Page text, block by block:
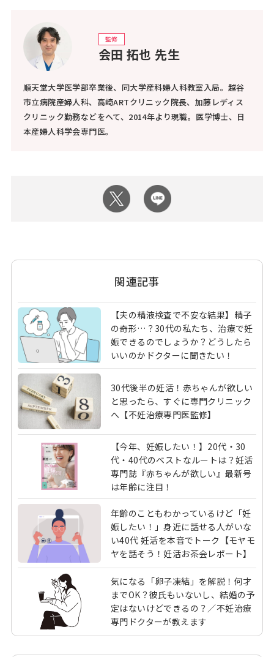
監修
会田 拓也 先生
順天堂大学医学部卒業後、同大学産科婦人科教室入局。越谷
市立病院産婦人科、高崎ARTクリニック院長、加藤レディス
クリニック勤務などをへて、2014年より現職。医学博士、日
本産婦人科学会専門医。
関連記事
【夫の精液検査で不安な結果】精子
の奇形…？30代の私たち、治療で妊
娠できるのでしょうか？どうしたら
いいのかドクターに聞きたい！
30代後半の妊活！赤ちゃんが欲しい
と思ったら、すぐに専門クリニック
へ【不妊治療専門医監修】
【今年、妊娠したい！】20代・30
代・40代のベストなルートは？妊活
専門誌『赤ちゃんが欲しい』最新号
は年齢に注目！
年齢のこともわかっているけど「妊
娠したい！」身近に話せる人がいな
い40代 妊活を本音でトーク【モヤモ
ヤを話そう！妊活お茶会レポート】
気になる「卵子凍結」を解説！何才
までOK？彼氏もいないし、結婚の予
定はないけどできるの？／不妊治療
専門ドクターが教えます